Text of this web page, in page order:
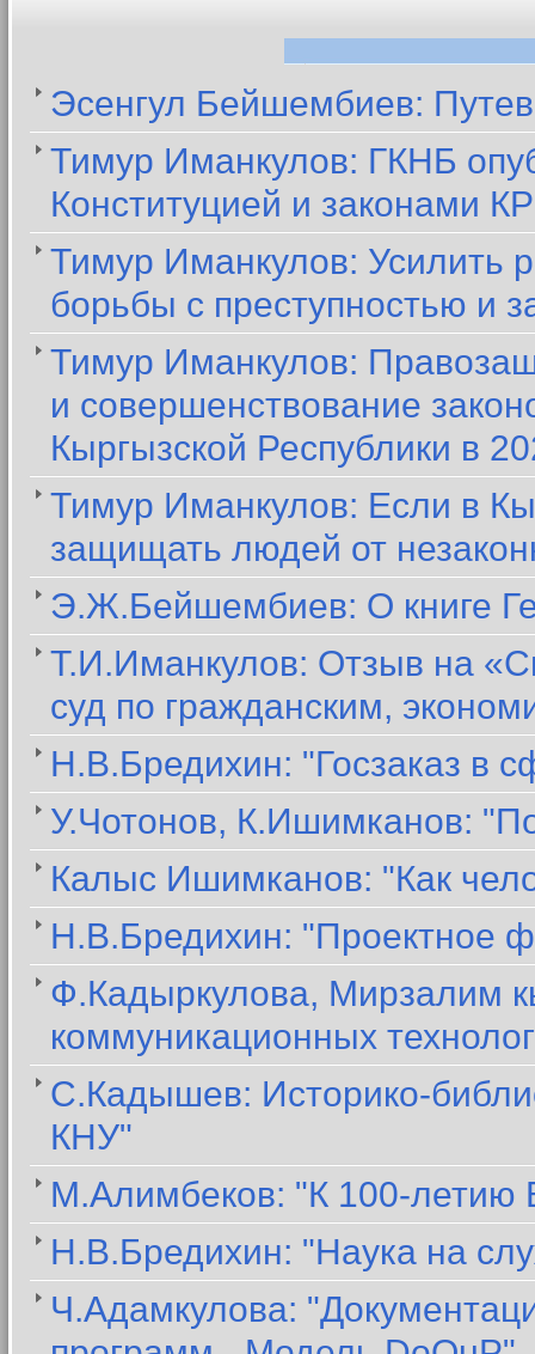
Эсенгул Бейшембиев:
Тимур Иманкулов: ГКНБ
Конституцией и законами КР
Тимур Иманкулов: Усилить
борьбы с преступностью и
Тимур Иманкулов:
и совершенствование
Кыргызской Республики в
Тимур Иманкулов: Если в
защищать людей от
Э.Ж.Бейшембиев: О книге
Т.И.Иманкулов: Отзыв на
суд по гражданским,
Н.В.Бредихин: "Госзаказ в
У.Чотонов, К.Ишимканов:
Калыс Ишимканов: "Как
Н.В.Бредихин: "Проектное
Ф.Кадыркулова, Мирзалим
коммуникационных
С.Кадышев: Историко-
КНУ"
М.Алимбеков: "К 100-летию
Н.В.Бредихин: "Наука на
Ч.Адамкулова: